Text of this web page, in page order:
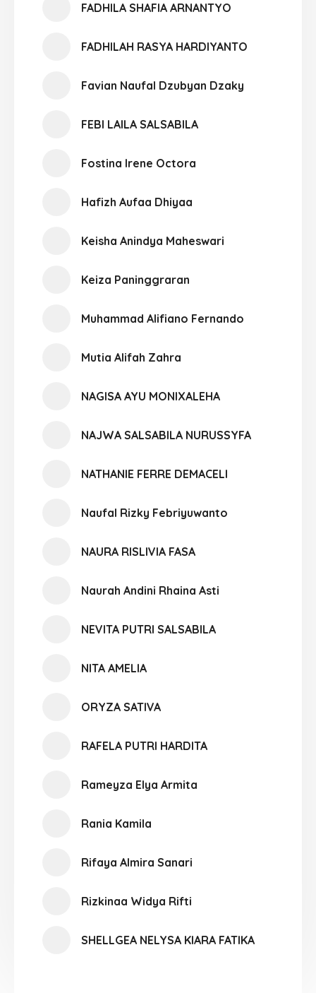
FADHILA SHAFIA ARNANTYO
FADHILAH RASYA HARDIYANTO
Favian Naufal Dzubyan Dzaky
FEBI LAILA SALSABILA
Fostina Irene Octora
Hafizh Aufaa Dhiyaa
Keisha Anindya Maheswari
Keiza Paninggraran
Muhammad Alifiano Fernando
Mutia Alifah Zahra
NAGISA AYU MONIXALEHA
NAJWA SALSABILA NURUSSYFA
NATHANIE FERRE DEMACELI
Naufal Rizky Febriyuwanto
NAURA RISLIVIA FASA
Naurah Andini Rhaina Asti
NEVITA PUTRI SALSABILA
NITA AMELIA
ORYZA SATIVA
RAFELA PUTRI HARDITA
Rameyza Elya Armita
Rania Kamila
Rifaya Almira Sanari
Rizkinaa Widya Rifti
SHELLGEA NELYSA KIARA FATIKA